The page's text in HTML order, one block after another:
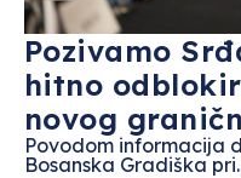
Pozivamo
hitno
novog
Povodom informacija
Bosanska Gradiška